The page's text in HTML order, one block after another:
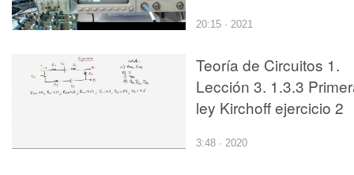
20:15 · 2021
Teoría de Circuitos 1.
Lección 3. 1.3.3
ley Kirchoff ejercicio 2
3:48 · 2020